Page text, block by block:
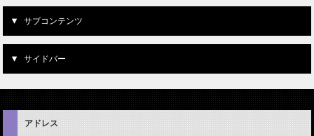
サブコンテンツ
サイドバー
アドレス